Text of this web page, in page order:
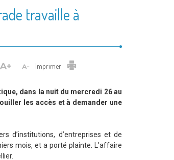
travaille à
Imprimer Imprimer
dans la nuit du mercredi 26 au
les accès et à demander une
d’institutions, d’entreprises et de
mois, et a porté plainte. L’affaire